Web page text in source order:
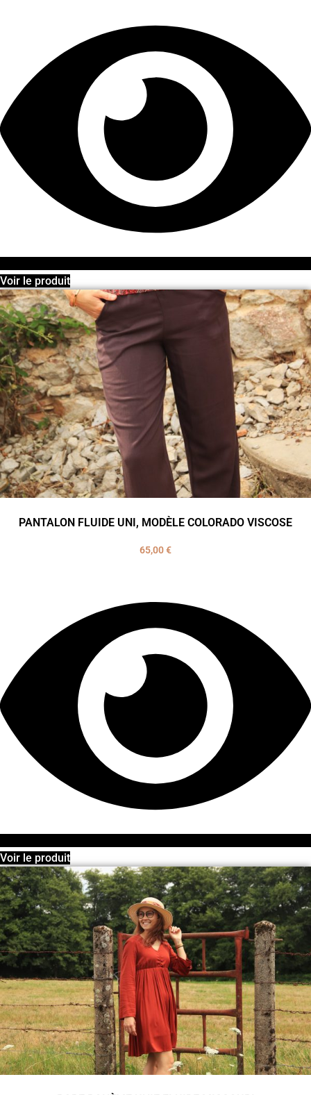
Voir le produit
PANTALON FLUIDE UNI, MODÈLE COLORADO VISCOSE
65,00€
Voir le produit